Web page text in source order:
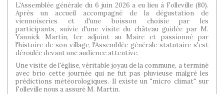
L'Assemblée générale du 6 juin 2026 a eu lieu à Folleville (80).
Après un accueil accompagné de la dégustation de
viennoiseries et d'une boisson choisie par les
participants, suivie d'une visite du château guidée par M.
Yannick Martin, 1er adjoint au Maire et passionné par
l'histoire de son village, l'Assemblée générale statutaire s'est
déroulée devant une audience attentive.
Une visite de l'église, véritable joyau de la commune, a terminé
avec brio cette journée qui ne fut pas pluvieuse malgré les
prédictions météorologiques. Il existe un "micro climat" sur
Folleville nous a assuré M. Martin.